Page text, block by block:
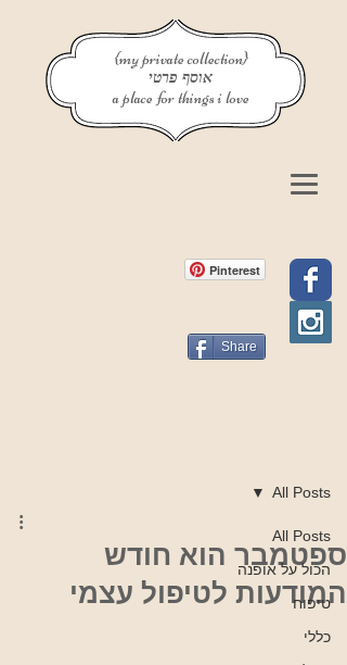
{my private collection}
אוסף פרטי
a place for things i love
Pinterest
Share
All Posts
הכול על אופנה
טיפוח
כללי
All Posts
ספטמבר הוא חודש
המודעות לטיפול עצמי